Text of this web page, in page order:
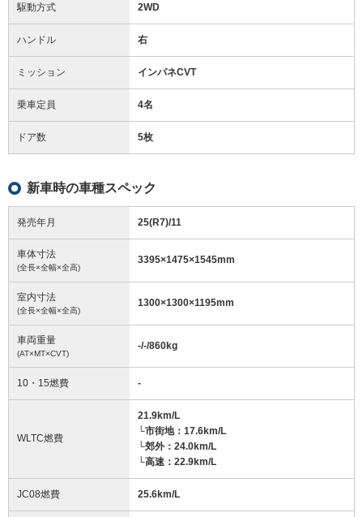
駆動方式 2WD
ハンドル 右
ミッション インパネCVT
乗車定員 4名
ドア数 5枚
新車時の車種スペック
発売年月 25(R7)/11
車体寸法
(全長×全幅×全高)
3395×1475×1545mm
室内寸法
(全長×全幅×全高)
1300×1300×1195mm
車両重量
(AT×MT×CVT)
-/-/860kg
10・15燃費 -
WLTC燃費
21.9km/L
└市街地：17.6km/L
└郊外：24.0km/L
└高速：22.9km/L
JC08燃費 25.6km/L